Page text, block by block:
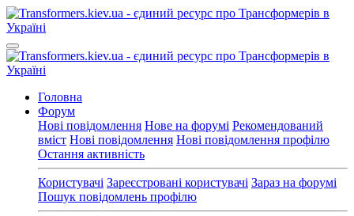
Головна
Форум
Нові повідомлення Нове на форумі Рекомендований
вміст Нові повідомлення Нові повідомлення профілю
Остання активність
Користувачі Зареєстровані користувачі Зараз на форумі
Пошук повідомлень профілю